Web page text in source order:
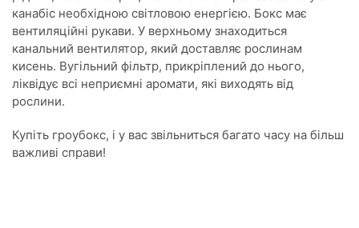
канабіс необхідною світловою енергією. Бокс має
вентиляційні рукави. У верхньому знаходиться
канальний вентилятор, який доставляє рослинам
кисень. Вугільний фільтр, прикріплений до нього,
ліквідує всі неприємні аромати, які виходять від
рослини.
Купіть гроубокс, і у вас звільниться багато часу на більш
важливі справи!